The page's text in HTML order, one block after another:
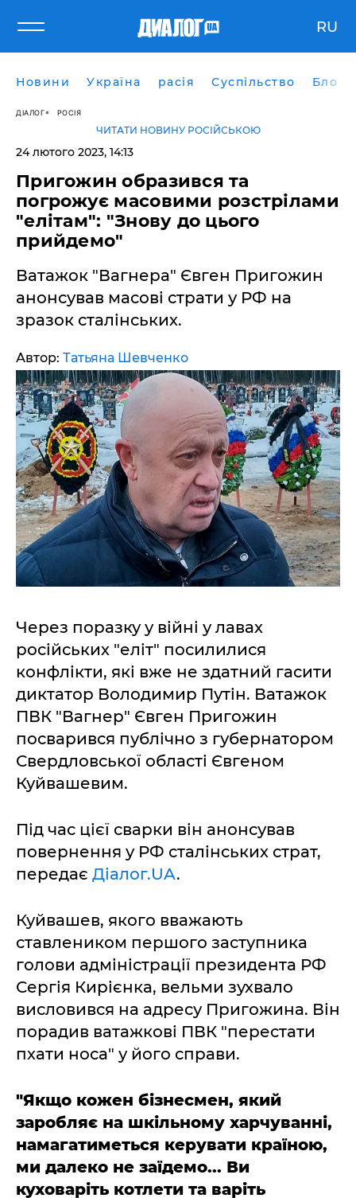
RU
Новини Україна расія Суспільство Блоги
ДІАЛОГ РОСІЯ
ЧИТАТИ НОВИНУ РОСІЙСЬКОЮ
24 лютого 2023, 14:13
Пригожин образився та
погрожує масовими розстрілами
"елітам": "Знову до цього
прийдемо"
Ватажок "Вагнера" Євген Пригожин
анонсував масові страти у РФ на
зразок сталінських.
Автор: Татьяна Шевченко
Через поразку у війні у лавах
російських "еліт" посилилися
конфлікти, які вже не здатний гасити
диктатор Володимир Путін. Ватажок
ПВК "Вагнер" Євген Пригожин
посварився публічно з губернатором
Свердловської області Євгеном
Куйвашевим.
Під час цієї сварки він анонсував
повернення у РФ сталінських страт,
передає Діалог.UA.
Куйвашев, якого вважають
ставлеником першого заступника
голови адміністрації президента РФ
Сергія Кирієнка, вельми зухвало
висловився на адресу Пригожина. Він
порадив ватажкові ПВК "перестати
пхати носа" у його справи.
"Якщо кожен бізнесмен, який
заробляє на шкільному харчуванні,
намагатиметься керувати країною,
ми далеко не заїдемо... Ви
куховаріть котлети та варіть